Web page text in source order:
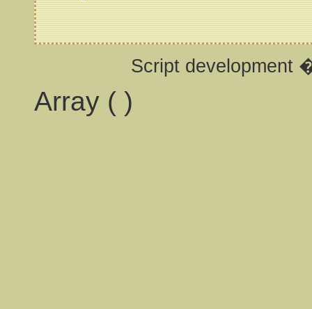
Script development
Array ( )